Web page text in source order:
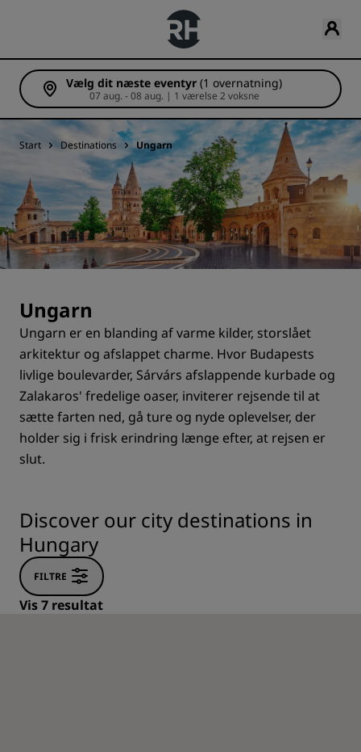
Vælg dit næste eventyr (1 overnatning)
07 aug. - 08 aug. | 1 værelse 2 voksne
Start Destinations Ungarn
Ungarn
Ungarn er en blanding af varme kilder, storslået
arkitektur og afslappet charme. Hvor Budapests
livlige boulevarder, Sárvárs afslappende kurbade og
Zalakaros' fredelige oaser, inviterer rejsende til at
sætte farten ned, gå ture og nyde oplevelser, der
holder sig i frisk erindring længe efter, at rejsen er
slut.
Discover our city destinations in
Hungary
FILTRE
Vis 7 resultat